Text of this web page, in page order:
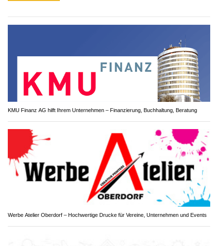
KMU Finanz AG hilft Ihrem Unternehmen – Finanzierung, Buchhaltung, Beratung
Werbe Atelier Oberdorf – Hochwertige Drucke für Vereine, Unternehmen und Events